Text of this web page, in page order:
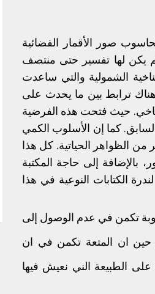
صور الأقمار الفضائية
يكن لها تفسير حتى منتصف
الشمولية والتي ساعدت
هناك ترابط بين ما يحدث على
حيث فتحت هذه الفرضية
كما إن الأسلوب الكمي
من الظواهر الحياتية. كل هذا
بالإضافة إلى حاجة المكتبة
الكتابات النوعية في هذا
تكمن في عدم الوصول إلى
حين ان المتعة تكمن في ان
الطبيعة الني نعيش فيها